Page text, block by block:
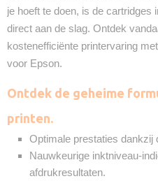
je hoeft te doen, is de cartridges
direct aan de slag. Ontdek
kostenefficiënte printervaring
voor Epson.
Ontdek de geheime
printen.
Optimale prestaties dankzij
Nauwkeurige inktniveau-
afdrukresultaten.